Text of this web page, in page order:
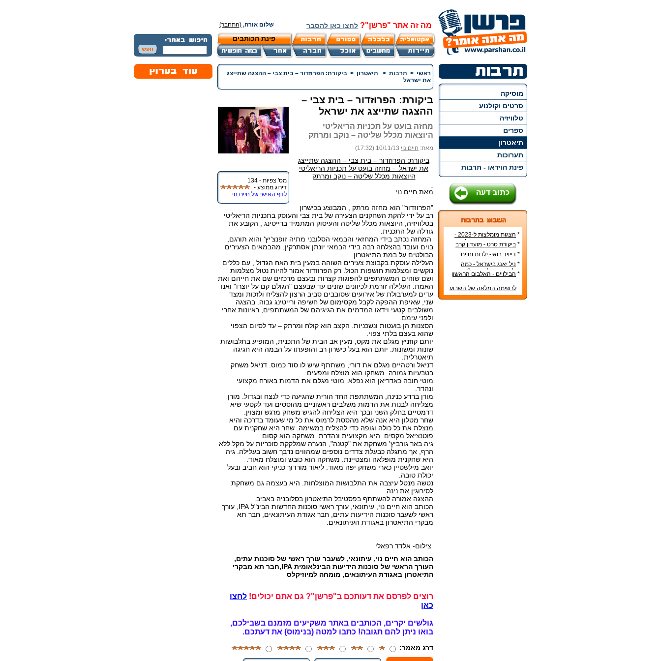
מה זה אתר "פרשן"? לחצו כאן להסבר שלום אורח, (התחבר)
פינת הכותבים
מוסיקה
סרטים וקולנוע
טלוויזיה
ספרים
תיאטרון
תערוכות
פינת הוידאו - תרבות
*
הצגות מומלצות ל-2023 -
הרשימה הטובה ביותר!
* ביקורת סרט - מועדון קרב
* דייויד בואי- ילדות וחיים
אישיים
* ניל יאנג בישראל - כמה
עולה כרטיס להופעה?
* הבילויים - האלבום הראשון
לרשימה המלאה של השבוע
ראשי > תרבות > תיאטרון > ביקורת: הפרוזדור – בית צבי – ההצגה שתייצג
את ישראל
מס' צפיות - 134
דירוג ממוצע -
לדף האישי של חיים נוי
ביקורת: הפרוזדור – בית צבי –
ההצגה שתייצג את ישראל
מחזה בועט על תכניות הריאליטי
היוצאות מכלל שליטה – נוקב ומרתק
מאת: חיים נוי 10/11/13 (17:32)
ביקורת: הפרוזדור – בית צבי – ההצגה שתייצג
את ישראל - מחזה בועט על תכניות הריאליטי
היוצאות מכלל שליטה – נוקב ומרתק
מאת חיים נוי
"הפרוזדור" הוא מחזה מרתק , המבוצע בכישרון
רב על ידי להקת השחקנים הצעירה של בית צבי והעוסק בתכניות הריאליטי
בטלוויזיה, היוצאות מכלל שליטה והעיסוק המתמיד ברייטינג , הקובע את
גורלה של התכנית.
המחזה נכתב בידי המחזאי והבמאי הסלובני מתיה זופנצ'יץ' והוא תורגם,
בוים ועובד בהצלחה רבה בידי הבמאי יונתן אסתרקין, מהבמאים הצעירים
הבולטים על במת התיאטרון.
העלילה עוסקת בקבוצת צעירים השוהה במעין בית האח הגדול , עם כללים
נוקשים ומצלמות חושפות הכול. רק הפרוזדור אמור להיות נטול מצלמות
ושם שוהים המשתתפים להפוגות קצרות ובעצם מרכזים שם את חייהם ואת
האמת. העלילה זורמת לכיוונים שונים עד שבעצם "הגולם קם על יוצרו" ואנו
עדים למערבולת של אירועים שסובבים סביב הרצון להצליח ולזכות ומצד
שני, שאיפת ההפקה לקבל מקסימום של חשיפה ורייטינג גבוה. בהצגה
משולבים קטעי וידאו המדמים את הגיגיהם של המשתתפים, ראיונות אחרי
ולפני עימם.
הסצנות הן בועטות ונשכניות. הקצב הוא קולח ומרתק – עד לסיום הצפוי
שהוא בעצם בלתי צפוי.
יותם קוזניץ מגלם את מקס, מעין אב הבית של התכנית, המופיע בתלבושות
שונות ומשונות. יותם הוא בעל כישרון רב והופעתו על הבמה היא חגיגה
תיאטרלית.
דניאל ורטהיים מגלם את דורי, משתתף שיש לו סוד כמוס. דניאל משחק
בטבעיות גמורה. משחקו הוא מוצלח ומפעים.
מוטי חובה כאדריאן הוא נפלא. מוטי מגלם את הדמות באורח מקצועי
ונהדר.
מורן ברדע כנינה, המשתתפת החד הורית שהגיעה כדי לנצח ובגדול. מורן
מצליחה לבנות את הדמות משלבים ראשוניים מהוססים ועד לקטעי שיא
דרמטיים בחלק השני ובכך היא הצליחה להגיש משחק מרגש ומצוין.
שחר מטלון היא אנה שלא מהססת לרמוס את כל מי שעומד בדרכה והיא
מנצלת את כל כולה וגופה כדי להצליח במשימה. שחר היא שחקנית עם
פוטנציאל מקסים. היא מקצועית ונהדרת. משחקה הוא קסום.
גיה באר גורביץ' משחקת את "קטנה", הנערה שמלקקת סוכריות על מקל ללא
הרף, אך מתגלה כבעלת צדדים נוספים שמהווים נדבך חשוב בעלילה. גיה
היא שחקנית מופלאה ומצטיינת. משחקה הוא כובש ומוצלח מאוד.
יואב מילשטיין כארי משחק יפה מאוד. ליאור מורדוך כניקי הוא חביב ובעל
יכולת טובה.
נטשה מנטל עיצבה את התלבושות המוצלחות. היא בעצמה גם משחקת
לסירוגין את נינה.
ההצגה אמורה להשתתף בפסטיבל התיאטרון בסלובניה באביב.
הכותב הוא חיים נוי, עיתונאי, עורך ראשי סוכנות החדשות הבינ"ל IPA, עורך
ראשי לשעבר סוכנות הידיעות עתים, חבר אגודת העיתונאים, חבר תא
מבקרי התיאטרון באגודת העיתונאים.
צילום- אלדד רפאלי
הכותב הוא חיים נוי, עיתונאי, לשעבר עורך ראשי של סוכנות עתים,
העורך הראשי של סוכנות הידיעות הבינלאומית IPA,חבר תא מבקרי
התיאטרון באגודת העיתונאים, מומחה למיוזיקלס
רוצים לפרסם את דעותכם ב"פרשן"? גם אתם יכולים! לחצו
כאן
גולשים יקרים, הכותבים באתר משקיעים מזמנם בשבילכם,
בואו ניתן להם תגובה! כתבו למטה (בנימוס) את דעתכם.
דרג מאמר: